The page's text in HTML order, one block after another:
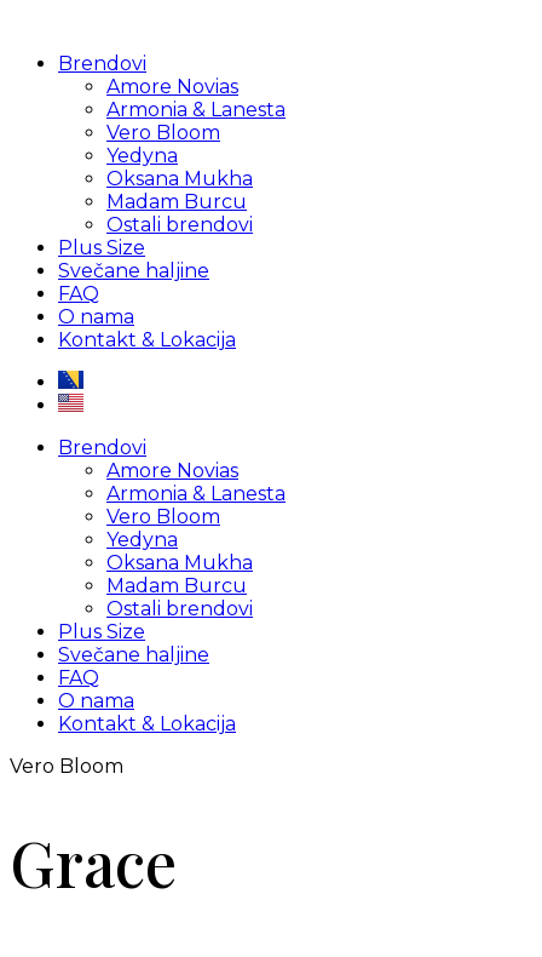
Brendovi
Amore Novias
Armonia & Lanesta
Vero Bloom
Yedyna
Oksana Mukha
Madam Burcu
Ostali brendovi
Plus Size
Svečane haljine
FAQ
O nama
Kontakt & Lokacija
Brendovi
Amore Novias
Armonia & Lanesta
Vero Bloom
Yedyna
Oksana Mukha
Madam Burcu
Ostali brendovi
Plus Size
Svečane haljine
FAQ
O nama
Kontakt & Lokacija
Vero Bloom
Grace